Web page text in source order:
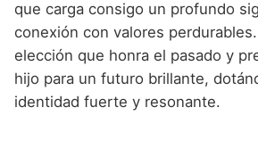
que carga consigo un profundo
conexión con valores
elección que honra el pasado y
hijo para un futuro brillante,
identidad fuerte y resonante.